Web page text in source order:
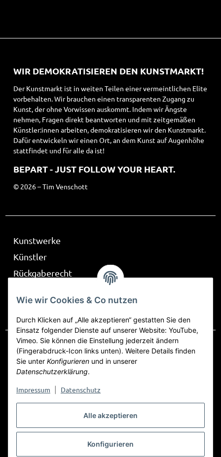
Alle akzeptieren
Konfigurieren
Wie wir Cookies & Co nutzen
Durch Klicken auf „Alle akzeptieren“ gestatten Sie den
Einsatz folgender Dienste auf unserer Website: YouTube,
Vimeo. Sie können die Einstellung jederzeit ändern
(Fingerabdruck-Icon links unten). Weitere Details finden
Sie unter Konfigurieren und in unserer
Datenschutzerklärung.
Impressum Datenschutz
WIR DEMOKRATISIEREN DEN KUNSTMARKT!
Der Kunstmarkt ist in weiten Teilen einer vermeintlichen Elite
vorbehalten. Wir brauchen einen transparenten Zugang zu
Kunst, der ohne Vorwissen auskommt. Indem wir Ängste
nehmen, Fragen direkt beantworten und mit zeitgemäßen
Künstler:innen arbeiten, demokratisieren wir den Kunstmarkt.
Dafür entwickeln wir einen Ort, an dem Kunst auf Augenhöhe
stattfindet und für alle da ist!
BEPART - JUST FOLLOW YOUR HEART.
© 2026 – Tim Venschott
Kunstwerke
Künstler
Rückgaberecht
Frag mich
Vertrag widerrufen
Widerrufsrecht